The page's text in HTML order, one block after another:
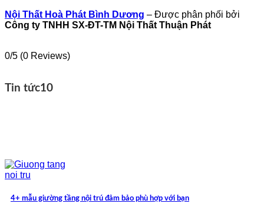
Nội Thất Hoà Phát Bình Dương – Được phân phối bởi
Công ty TNHH SX-ĐT-TM Nội Thất Thuận Phát
0/5 (0 Reviews)
Tin tức10
4+ mẫu giường tầng nội trú đảm bảo phù hợp với bạn